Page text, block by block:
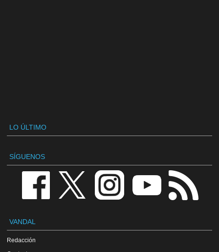
LO ÚLTIMO
SÍGUENOS
VANDAL
Redacción